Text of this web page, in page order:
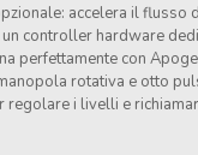
accelera il flusso
controller hardware
perfettamente con
rotativa e otto
regolare i livelli e